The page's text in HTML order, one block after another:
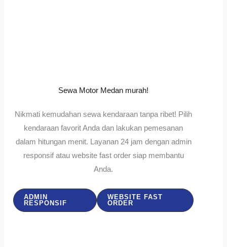
Sewa Motor Medan murah!
Nikmati kemudahan sewa kendaraan tanpa ribet! Pilih
kendaraan favorit Anda dan lakukan pemesanan
dalam hitungan menit. Layanan 24 jam dengan admin
responsif atau website fast order siap membantu
Anda.
ADMIN
RESPONSIF
WEBSITE FAST
ORDER